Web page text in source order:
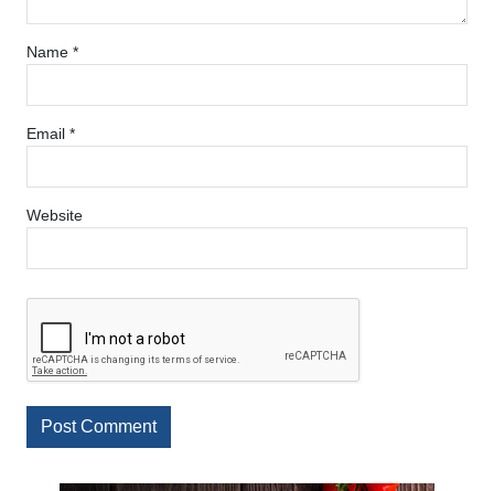
Name *
Email *
Website